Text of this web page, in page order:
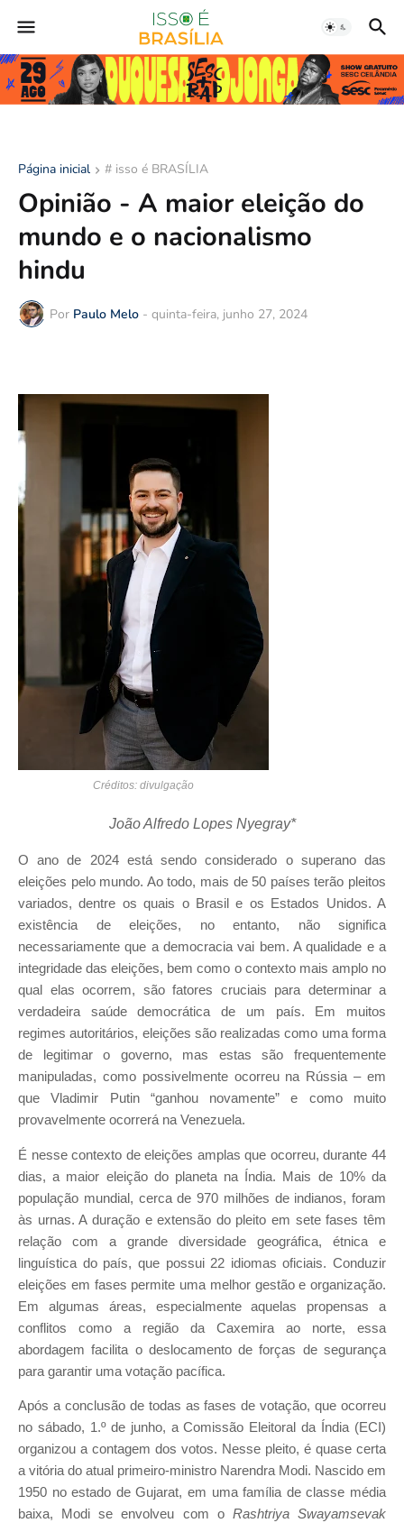
Página inicial # isso é BRASÍLIA
Opinião - A maior eleição do
mundo e o nacionalismo
hindu
Por Paulo Melo - quinta-feira, junho 27, 2024
Créditos: divulgação
João Alfredo Lopes Nyegray*
O ano de 2024 está sendo considerado o superano das
eleições pelo mundo. Ao todo, mais de 50 países terão pleitos
variados, dentre os quais o Brasil e os Estados Unidos. A
existência de eleições, no entanto, não significa
necessariamente que a democracia vai bem. A qualidade e a
integridade das eleições, bem como o contexto mais amplo no
qual elas ocorrem, são fatores cruciais para determinar a
verdadeira saúde democrática de um país. Em muitos
regimes autoritários, eleições são realizadas como uma forma
de legitimar o governo, mas estas são frequentemente
manipuladas, como possivelmente ocorreu na Rússia – em
que Vladimir Putin “ganhou novamente” e como muito
provavelmente ocorrerá na Venezuela.
É nesse contexto de eleições amplas que ocorreu, durante 44
dias, a maior eleição do planeta na Índia. Mais de 10% da
população mundial, cerca de 970 milhões de indianos, foram
às urnas. A duração e extensão do pleito em sete fases têm
relação com a grande diversidade geográfica, étnica e
linguística do país, que possui 22 idiomas oficiais. Conduzir
eleições em fases permite uma melhor gestão e organização.
Em algumas áreas, especialmente aquelas propensas a
conflitos como a região da Caxemira ao norte, essa
abordagem facilita o deslocamento de forças de segurança
para garantir uma votação pacífica.
Após a conclusão de todas as fases de votação, que ocorreu
no sábado, 1.º de junho, a Comissão Eleitoral da Índia (ECI)
organizou a contagem dos votos. Nesse pleito, é quase certa
a vitória do atual primeiro-ministro Narendra Modi. Nascido em
1950 no estado de Gujarat, em uma família de classe média
baixa, Modi se envolveu com o Rashtriya Swayamsevak